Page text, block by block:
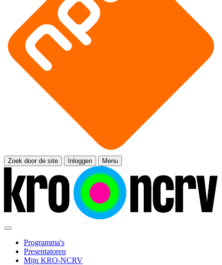
Zoek door de site Inloggen Menu
Programma's
Presentatoren
Mijn KRO-NCRV